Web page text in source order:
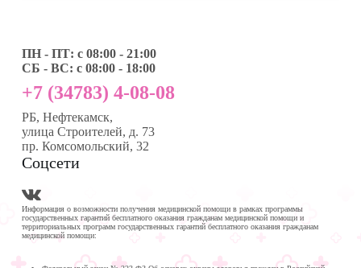
ПН - ПТ: с 08:00 - 21:00
СБ - ВС: с 08:00 - 18:00
+7 (34783) 4-08-08
РБ, Нефтекамск,
улица Строителей, д. 73
пр. Комсомольский, 32
Соцсети
Информация о возможности получения медицинской помощи в рамках программы
государственных гарантий бесплатного оказания гражданам медицинской помощи и
территориальных программ государственных гарантий бесплатного оказания гражданам
медицинской помощи: